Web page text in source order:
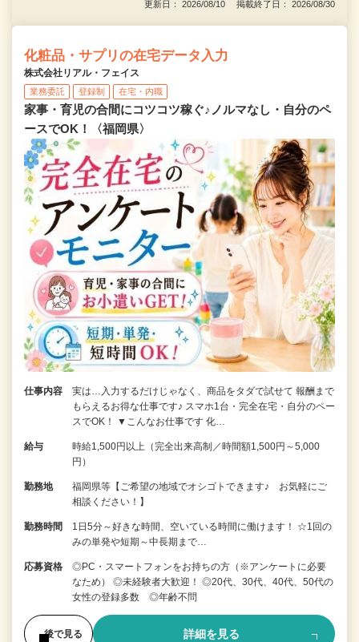
更新日： 2026/08/10 掲載終了日： 2026/08/30
化粧品・サプリの在宅データ入力
株式会社リアル・フェイス
業務委託 登録制 在宅・内職
家事・育児の合間にコツコツ稼ぐ♪ノルマなし・自分のペ
ースでOK！〈福岡県〉
仕事内容
実は…入力するだけじゃなく、商品をタダで試せて 報酬まで
もらえるお得な仕事です♪ スマホ1台・完全在宅・自分のペー
スでOK！ ▼こんなお仕事です 化…
給与
時給1,500円以上（完全出来高制／時間額1,500円～5,000
円）
勤務地
福岡県等【ご希望の地域でオシゴトできます♪ お気軽にご
相談ください！】
勤務時間
1日5分～好きな時間、空いている時間に働けます！ ☆1回の
みの単発や短期～中長期まで…
応募資格
◎PC・スマートフォンをお持ちの方（※アンケートに必要
なため） ◎未経験者大歓迎！ ◎20代、30代、40代、50代の
女性の登録多数 ◎年齢不問
後で見る 詳細を見る